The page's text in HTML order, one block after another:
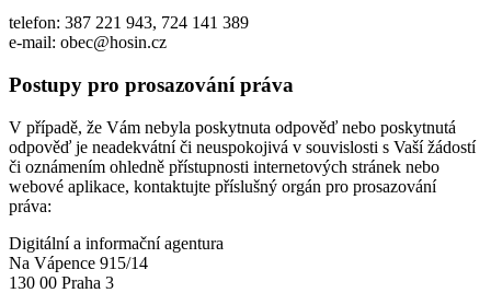
telefon: 387 221 943, 724 141 389
e-mail: obec@hosin.cz
Postupy pro prosazování práva
V případě, že Vám nebyla poskytnuta odpověď nebo poskytnutá
odpověď je neadekvátní či neuspokojivá v souvislosti s Vaší žádostí
či oznámením ohledně přístupnosti internetových stránek nebo
webové aplikace, kontaktujte příslušný orgán pro prosazování
práva:
Digitální a informační agentura
Na Vápence 915/14
130 00 Praha 3